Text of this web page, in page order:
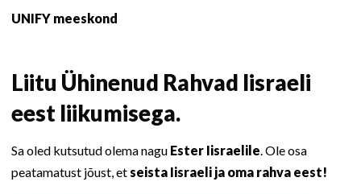
UNIFY meeskond
Liitu Ühinenud Rahvad Iisraeli
eest liikumisega.
Sa oled kutsutud olema nagu Ester Iisraelile. Ole osa
peatamatust jõust, etseista Iisraeli ja oma rahva eest!